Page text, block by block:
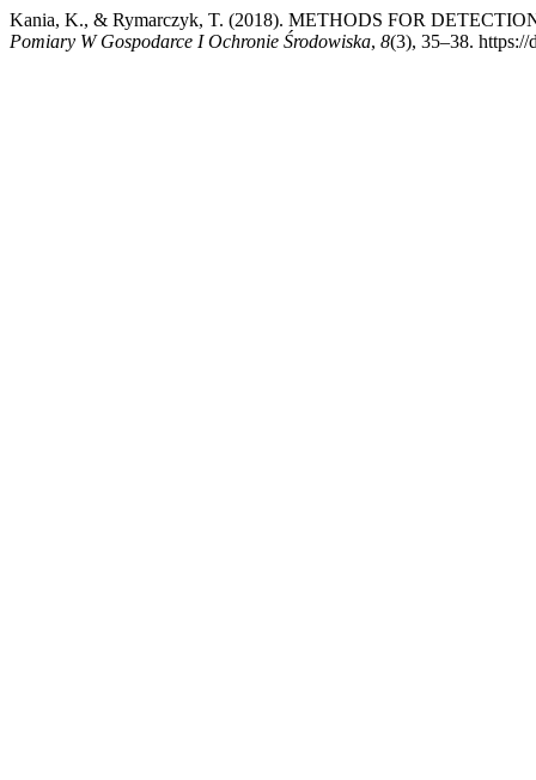
Kania, K., & Rymarczyk, T. (2018). METHODS FOR
Pomiary W Gospodarce I Ochronie Środowiska, 8(3), 35–38.